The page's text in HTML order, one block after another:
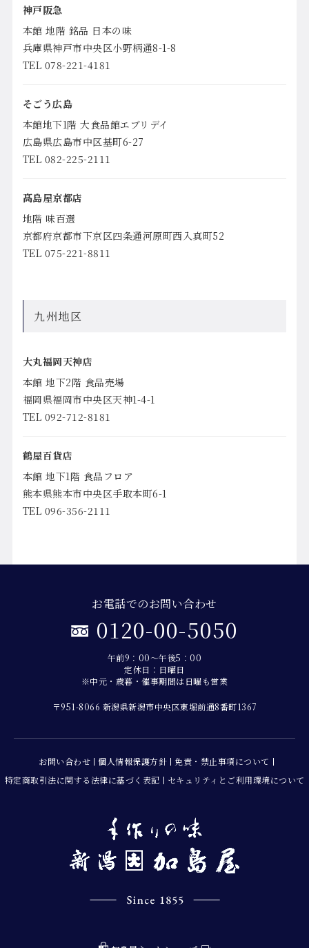
神戸阪急
本館 地階 銘品 日本の味
兵庫県神戸市中央区小野柄通8-1-8
TEL 078-221-4181
そごう広島
本館地下1階 大食品館エブリデイ
広島県広島市中区基町6-27
TEL 082-225-2111
髙島屋京都店
地階 味百選
京都府京都市下京区四条通河原町西入真町52
TEL 075-221-8811
九州地区
大丸福岡天神店
本館 地下2階 食品売場
福岡県福岡市中央区天神1-4-1
TEL 092-712-8181
鶴屋百貨店
本館 地下1階 食品フロア
熊本県熊本市中央区手取本町6-1
TEL 096-356-2111
お電話でのお問い合わせ
0120-00-5050
午前9：00～午後5：00
定休日：日曜日
※中元・歳暮・催事期間は日曜も営業
〒951-8066 新潟県新潟市中央区東堀前通8番町1367
お問い合わせ 個人情報保護方針
免責・禁止事項について
特定商取引法に関する法律に基づく表記
セキュリティとご利用環境について